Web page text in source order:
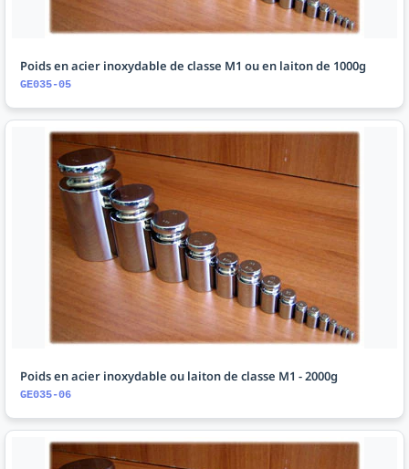
Poids en acier inoxydable de classe M1 ou en laiton de 1000g
GE035-05
Poids en acier inoxydable ou laiton de classe M1 - 2000g
GE035-06